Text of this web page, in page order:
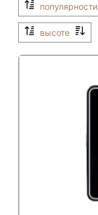
популярности
высоте